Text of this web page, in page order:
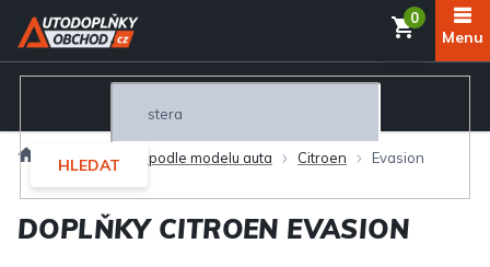
Přejít
obsah
HLEDAT
Autodoplňky podle modelu auta Citroen Evasion
DOPLŇKY CITROEN EVASION